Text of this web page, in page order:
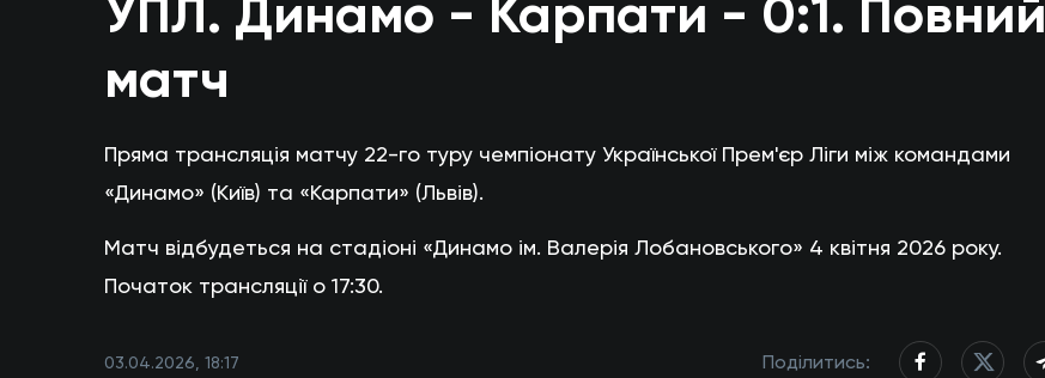
УПЛ. Динамо - Карпати - 0:1. Повний
матч
Пряма трансляція матчу 22-го туру чемпіонату Української Прем'єр Ліги між командами
«Динамо» (Київ) та «Карпати» (Львів).
Матч відбудеться на стадіоні «Динамо ім. Валерія Лобановського» 4 квітня 2026 року.
Початок трансляції о 17:30.
03.04.2026, 18:17 Поділитись: